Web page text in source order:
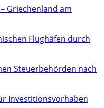
Griechenland am
Flughäfen durch
Steuerbehörden nach
Investitionsvorhaben